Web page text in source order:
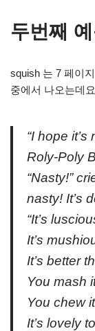
두번째
squish 는 7 페이
중에서 나오는데
“I hope
Roly-Poly
“Nasty!”
nasty! It’s
“It’s
It’s
It’s better
You mash
You chew
It’s lovely